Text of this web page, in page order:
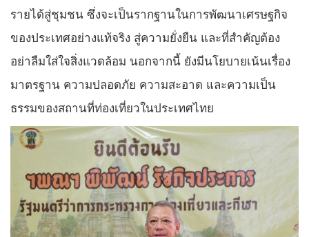
รายได้สู่ชุมชน ซึ่งจะเป็นรากฐานในการพัฒนาเศรษฐกิจ
ของประเทศอย่างแท้จริง สู่ความยั่งยืน และที่สำคัญต้อง
อย่าลืมใส่ใจสิ่งแวดล้อม นอกจากนี้ ยังมีนโยบายเน้นเรื่อง
มาตรฐาน ความปลอดภัย ความสะอาด และความเป็น
ธรรมของสถานที่ท่องเที่ยวในประเทศไทย